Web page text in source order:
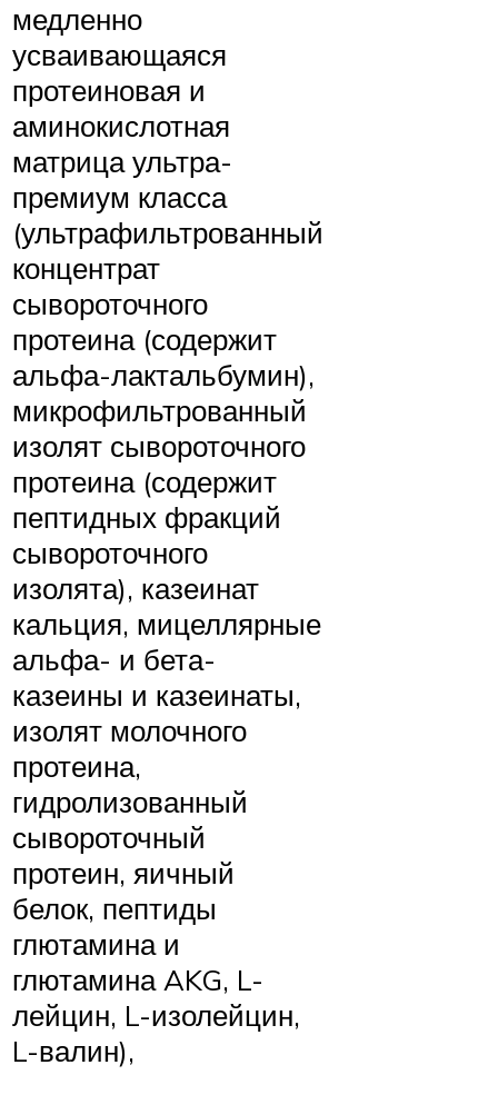
медленно
усваивающаяся
протеиновая и
аминокислотная
матрица ультра-
премиум класса
(ультрафильтрованный
концентрат
сывороточного
протеина (содержит
альфа-лактальбумин),
микрофильтрованный
изолят сывороточного
протеина (содержит
пептидных фракций
сывороточного
изолята), казеинат
кальция, мицеллярные
альфа- и бета-
казеины и казеинаты,
изолят молочного
протеина,
гидролизованный
сывороточный
протеин, яичный
белок, пептиды
глютамина и
глютамина AKG, L-
лейцин, L-изолейцин,
L-валин),